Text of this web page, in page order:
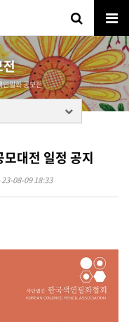
연필화 공모전
대전 일정 공지
23-08-09 18:33